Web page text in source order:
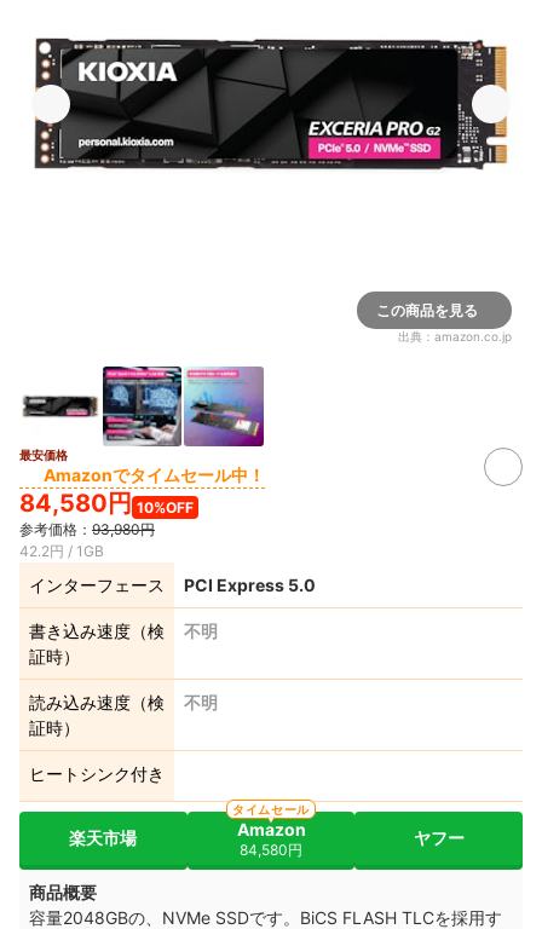
この商品を見る
出典： amazon.co.jp
最安価格
Amazonでタイムセール中！
84,580円 10%OFF
参考価格： 93,980円
42.2円 / 1GB
インターフェース PCI Express 5.0
書き込み速度（検
証時）
不明
読み込み速度（検
証時）
不明
ヒートシンク付き
楽天市場 Amazon
84,580円
タイムセール
ヤフー
商品概要
容量2048GBの、NVMe SSDです。BiCS FLASH TLCを採用す